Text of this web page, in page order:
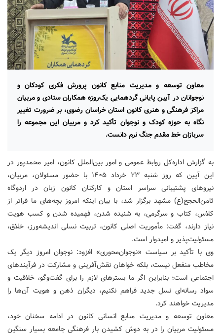
معاون توسعه و مدیریت منابع کانون پرورش فکری کودکان و
نوجوانان در آیین پایانی گردهمایی یک‌روزه همکاران ستادی و مربیان
مراکز فرهنگی و هنری کانون استان خراسان رضوی، بر ضرورت تغییر
نگاه به حوزه کودک و نوجوان تأکید کرد و مربیان این مجموعه را
سربازان خط مقدم جنگ نرم دانست.
به گزارش اداره‌کل روابط عمومی و امور بین‌الملل کانون، امیر محمدپور در
این آیین که روز شنبه ۲۳ خرداد ۱۴۰۵ با حضور مسئولان، مربیان،
نیروهای پشتیبانی سراسر استان و کارکنان کانون زبان در اردوگاه
ثامن‌الحجج(ع) مشهد برگزار شد، با بیان اینکه امروز بچه‌های ما فراتر از
کلاس، کتاب و سرگرمی، به شنیده شدن، فهمیده شدن و کسب هویت
نیاز دارند، گفت: مأموریت اصلی کانون، تربیت نسلی اندیشه‌ورز، خلاق،
مسئولیت‌پذیر و امیدوار است.
وی با تأکید بر سیاست «نوجوان‌محوری» افزود: نوجوان امروز دیگر یک
مخاطب منفعل نیست، بلکه خواهان نقش‌آفرینی و مشارکت در فرآیندهای
اجتماعی است؛ بنابراین اگر ما بسترهای لازم را برای گفت‌وگو، خلاقیت و
سواد رسانه‌ای نسل جدید فراهم نکنیم، دیگران ذهن و هویت آن‌ها را
مدیریت خواهند کرد.
معاون توسعه و مدیریت منابع انسانی کانون در ادامه سخنان خود،
مسئولیت مربیان را در به دوش کشیدن بار فرهنگی جامعه بسیار سنگین